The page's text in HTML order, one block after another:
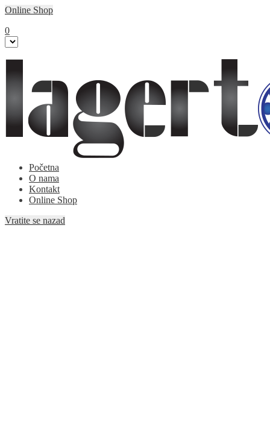
Online Shop
0
Početna
O nama
Kontakt
Online Shop
Vratite se nazad